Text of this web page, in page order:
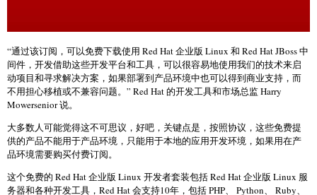
“通过该订阅，可以免费下载使用 Red Hat 企业版 Linux 和 Red Hat JBoss 中
间件，开发借助这些开发平台和工具，可以很容易地使用我们的技术来启
动项目和寻求解决方案，如果部署到产品环境中也可以得到商业支持，而
不用担心移植或不兼容问题。” Red Hat 的开发工具和市场总监 Harry
Mowersenior 说。
大多数人可能觉得这不可思议，好吧，关键点是，按照协议，这些免费提
供的产品不能用于产品环境，只能用于本地的应用开发环境，如果用在产
品环境需要购买付费订阅。
这个免费的 Red Hat 企业版 Linux 开发者套装包括 Red Hat 企业版 Linux 服
务器和各种开发工具，Red Hat 会支持10年，包括 PHP、 Python、 Ruby、